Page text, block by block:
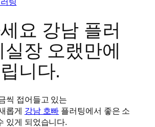
요 강남 플러
실장 오랬만에
니다.
씩 접어들고 있는
롭게 강남 호빠 플러팅에서 좋은 소
있게 되었습니다.